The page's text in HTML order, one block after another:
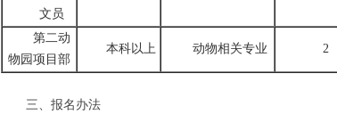
文员
第二动
物园项目部
本科以上 动物相关专业 2
三、报名办法